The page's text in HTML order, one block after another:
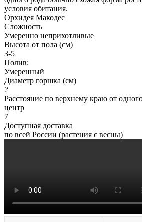
условия обитания.
Орхидея Макодес
Сложность
Умеренно неприхотливые
Высота от пола (см)
3-5
Полив:
Умеренный
Диаметр горшка (см)
?
Расстояние по верхнему краю от
центр
7
Доступная доставка
по всей России (растения с весны)